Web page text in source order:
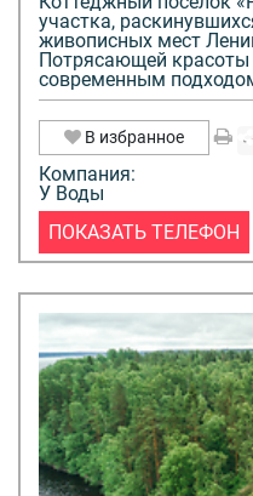
"Земельного" и
* Подробные условия на
участка,
живописных мест
Потрясающей красоты
современным
В избранное
Компания:
У Воды
ПОКАЗАТЬ ТЕЛЕФОН